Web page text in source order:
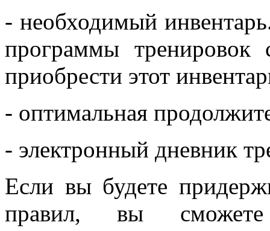
- необходимый
программы тренировок
приобрести этот
- оптимальная
- электронный дневник
Если вы будете
правил, вы сможете